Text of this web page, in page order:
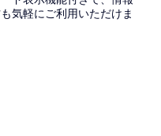
気軽にご利用いただけま